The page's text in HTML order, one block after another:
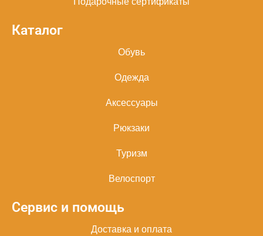
Каталог
Обувь
Одежда
Аксессуары
Рюкзаки
Туризм
Велоспорт
Сервис и помощь
Доставка и оплата